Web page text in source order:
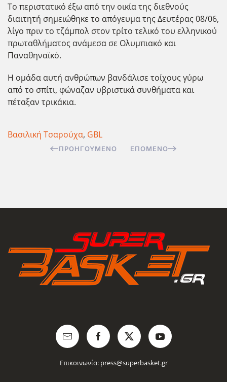
Το περιστατικό έξω από την οικία της διεθνούς
διαιτητή σημειώθηκε το απόγευμα της Δευτέρας 08/06,
λίγο πριν το τζάμπολ στον τρίτο τελικό του ελληνικού
πρωταθλήματος ανάμεσα σε Ολυμπιακό και
Παναθηναϊκό.
Η ομάδα αυτή ανθρώπων βανδάλισε τοίχους γύρω
από το σπίτι, φώναζαν υβριστικά συνθήματα και
πέταξαν τρικάκια.
Βασιλική Τσαρούχα, GBL
ΠΡΟΗΓΟΎΜΕΝΟ ΕΠΌΜΕΝΟ
Επικοινωνία: press@superbasket.gr